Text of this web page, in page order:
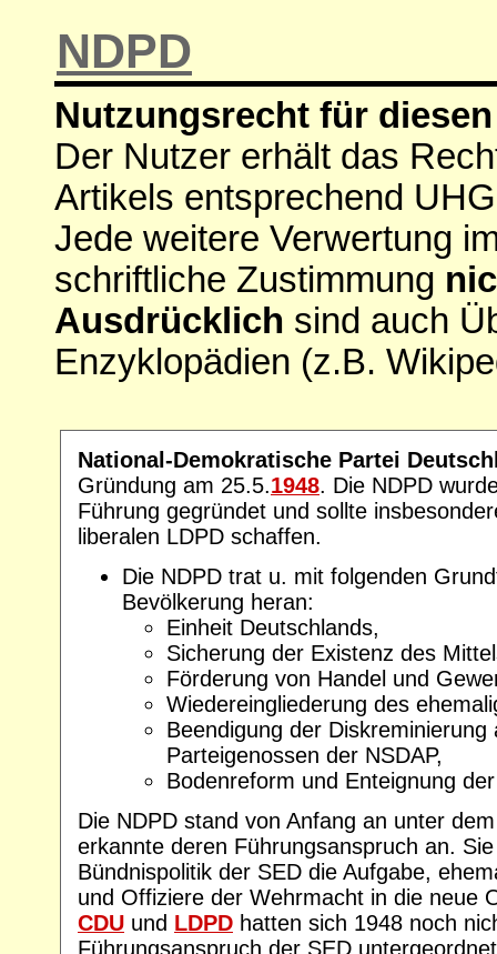
NDPD
Nutzungsrecht für
Der Nutzer erhält das
Artikels entsprechend
Jede weitere Verwertung
schriftliche Zustimmung
Ausdrücklich sind auch
Enzyklopädien (z.B.
National-Demokratische Partei
Gründung am 25.5.1948. Die NDPD
Führung gegründet und sollte
liberalen LDPD schaffen.
Die NDPD trat u. mit folgenden
Bevölkerung heran:
Einheit Deutschlands,
Sicherung der Existenz des
Förderung von Handel und
Wiedereingliederung des
Beendigung der Diskreminierung
Parteigenossen der NSDAP,
Bodenreform und Enteignung
Die NDPD stand von Anfang an unter
erkannte deren Führungsanspruch an.
Bündnispolitik der SED die Aufgabe,
und Offiziere der Wehrmacht in die neue
CDU und LDPD hatten sich 1948 noch
Führungsanspruch der SED